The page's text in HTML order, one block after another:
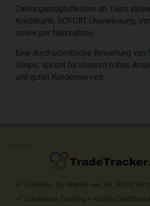
Zahlungsmöglichkeiten an. Dazu
Kreditkarte, SOFORT Überweisung,
sowie per Nachnahme.
Eine durchschnittliche Bewertung von
Shops, spricht für unseren hohen
und guten Kundenservice.
Exklusive Top Brands wie JBL, ASUS,
Cookieless Tracking + intuitive